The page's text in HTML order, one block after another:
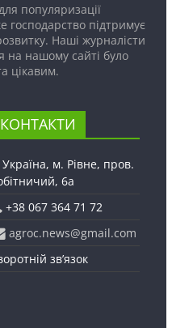
популяризації
господарство підтримує
Наші журналісти
на нашому сайті було
цікавим.
КОНТАКТИ
Україна, м. Рівне, пров.
6а
+38 067 364 71 72
agroc.news@gmail.com
зв’язок